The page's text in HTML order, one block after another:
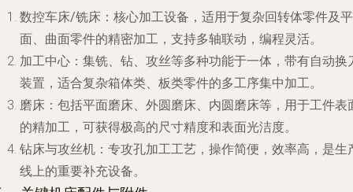
数控车床/铣床 ：核心加工设备，适用于复杂回转体零件及平
面、曲面零件的精密加工，支持多轴联动，编程灵活。
加工中心 ：集铣、钻、攻丝等多种功能于一体，带有自动换
装置，适合复杂箱体类、板类零件的多工序集中加工。
磨床 ：包括平面磨床、外圆磨床、内圆磨床等，用于工件表
的精加工，可获得极高的尺寸精度和表面光洁度。
钻床与攻丝机 ：专攻孔加工工艺，操作简便，效率高，是生
线上的重要补充设备。